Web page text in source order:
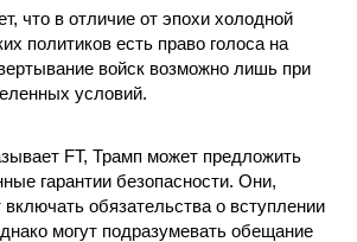
что в отличие от эпохи холодной
политиков есть право голоса на
войск возможно лишь при
условий.
FT, Трамп может предложить
гарантии безопасности. Они,
включать обязательства о вступлении
могут подразумевать обещание